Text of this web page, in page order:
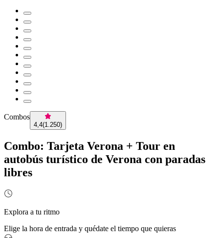
Combos
4,4(1.250)
Combo: Tarjeta Verona + Tour en
autobús turístico de Verona con paradas
libres
Explora a tu ritmo
Elige la hora de entrada y quédate el tiempo que quieras